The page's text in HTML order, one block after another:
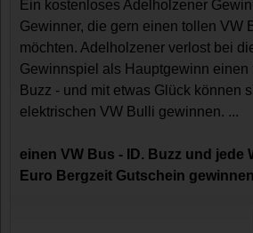
Ein kostenloses Adelholzener
Gewinner, die gern einen tollen VW
möchten. Adelholzener verlost bei
Gewinnspiel als Hauptgewinn einen
Buzz - und mit etwas Glück können
elektrischen VW Bulli gewinnen. ...
einen VW Bus - ID. Buzz und jede
Euro Bergzeit Gutschein gewinnen